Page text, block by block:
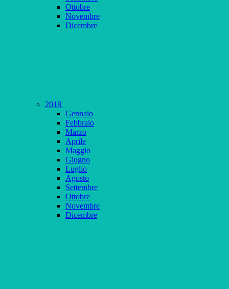
Ottobre
Novembre
Dicembre
2018
Gennaio
Febbraio
Marzo
Aprile
Maggio
Giugno
Luglio
Agosto
Settembre
Ottobre
Novembre
Dicembre